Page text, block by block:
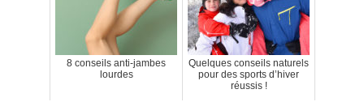
8 conseils anti-jambes
lourdes
Quelques conseils naturels
pour des sports d’hiver
réussis !